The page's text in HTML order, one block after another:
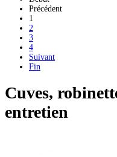
Précédent
1
2
3
4
Suivant
Fin
Cuves,
entretien